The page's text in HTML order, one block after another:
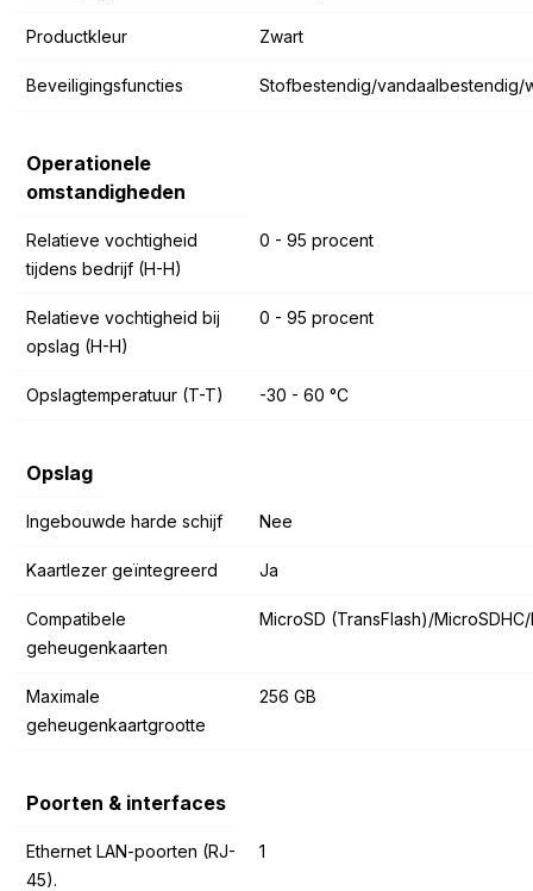
Productkleur Zwart
Beveiligingsfuncties Stofbestendig/vandaalbestendig/
Operationele
omstandigheden
Relatieve vochtigheid
tijdens bedrijf (H-H)
0 - 95 procent
Relatieve vochtigheid bij
opslag (H-H)
0 - 95 procent
Opslagtemperatuur (T-T) -30 - 60 °C
Opslag
Ingebouwde harde schijf Nee
Kaartlezer geïntegreerd Ja
Compatibele
geheugenkaarten
MicroSD (TransFlash)/
Maximale
geheugenkaartgrootte
256 GB
Poorten & interfaces
Ethernet LAN-poorten (RJ-
45).
1